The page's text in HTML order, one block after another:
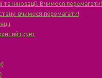
та інновації. Вчимося перемагати!
вчимося перемагати!
ґрунт